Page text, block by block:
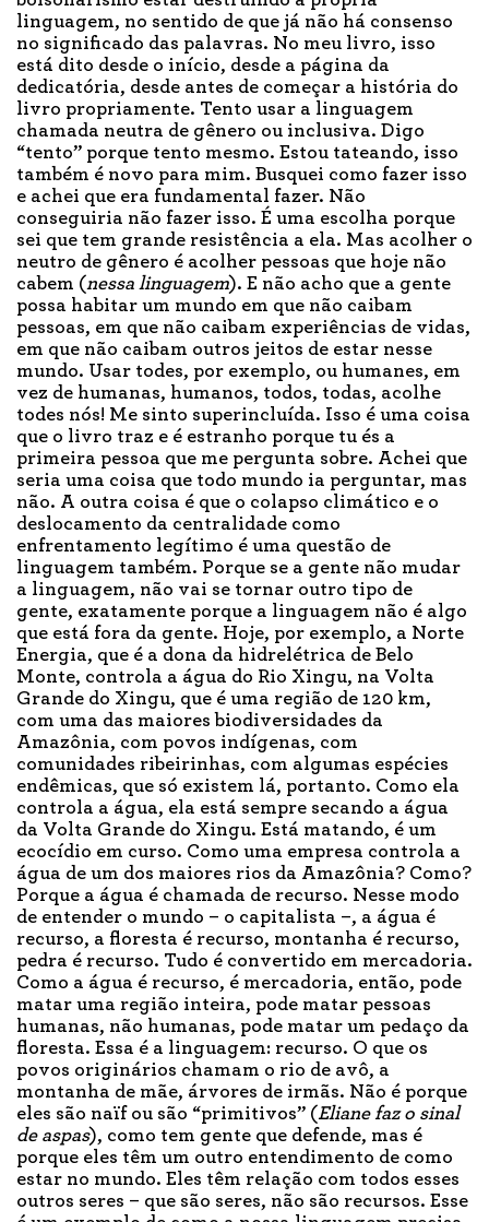
linguagem, no sentido de que já não há consenso
no significado das palavras. No meu livro, isso
está dito desde o início, desde a página da
dedicatória, desde antes de começar a história do
livro propriamente. Tento usar a linguagem
chamada neutra de gênero ou inclusiva. Digo
“tento” porque tento mesmo. Estou tateando, isso
também é novo para mim. Busquei como fazer isso
e achei que era fundamental fazer. Não
conseguiria não fazer isso. É uma escolha porque
sei que tem grande resistência a ela. Mas acolher o
neutro de gênero é acolher pessoas que hoje não
cabem (nessa linguagem). E não acho que a gente
possa habitar um mundo em que não caibam
pessoas, em que não caibam experiências de vidas,
em que não caibam outros jeitos de estar nesse
mundo. Usar todes, por exemplo, ou humanes, em
vez de humanas, humanos, todos, todas, acolhe
todes nós! Me sinto superincluída. Isso é uma coisa
que o livro traz e é estranho porque tu és a
primeira pessoa que me pergunta sobre. Achei que
seria uma coisa que todo mundo ia perguntar, mas
não. A outra coisa é que o colapso climático e o
deslocamento da centralidade como
enfrentamento legítimo é uma questão de
linguagem também. Porque se a gente não mudar
a linguagem, não vai se tornar outro tipo de
gente, exatamente porque a linguagem não é algo
que está fora da gente. Hoje, por exemplo, a Norte
Energia, que é a dona da hidrelétrica de Belo
Monte, controla a água do Rio Xingu, na Volta
Grande do Xingu, que é uma região de 120 km,
com uma das maiores biodiversidades da
Amazônia, com povos indígenas, com
comunidades ribeirinhas, com algumas espécies
endêmicas, que só existem lá, portanto. Como ela
controla a água, ela está sempre secando a água
da Volta Grande do Xingu. Está matando, é um
ecocídio em curso. Como uma empresa controla a
água de um dos maiores rios da Amazônia? Como?
Porque a água é chamada de recurso. Nesse modo
de entender o mundo – o capitalista –, a água é
recurso, a floresta é recurso, montanha é recurso,
pedra é recurso. Tudo é convertido em mercadoria.
Como a água é recurso, é mercadoria, então, pode
matar uma região inteira, pode matar pessoas
humanas, não humanas, pode matar um pedaço da
floresta. Essa é a linguagem: recurso. O que os
povos originários chamam o rio de avô, a
montanha de mãe, árvores de irmãs. Não é porque
eles são naïf ou são “primitivos” (Eliane faz o sinal
de aspas), como tem gente que defende, mas é
porque eles têm um outro entendimento de como
estar no mundo. Eles têm relação com todos esses
outros seres – que são seres, não são recursos. Esse